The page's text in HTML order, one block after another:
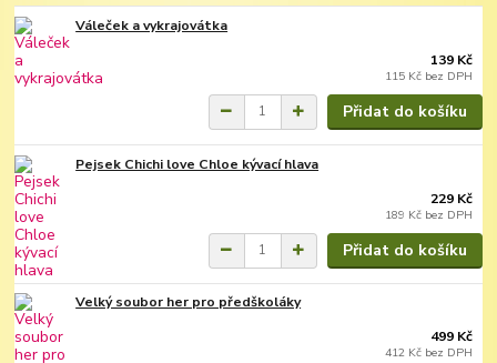
Váleček a vykrajovátka
139 Kč
115 Kč bez DPH
Přidat do košíku
Pejsek Chichi love Chloe kývací hlava
229 Kč
189 Kč bez DPH
Přidat do košíku
Velký soubor her pro předškoláky
499 Kč
412 Kč bez DPH